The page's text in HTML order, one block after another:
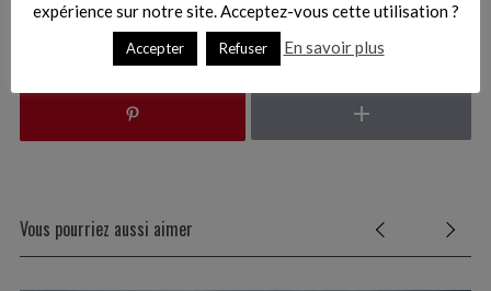
Vous pourriez aussi aimer
expérience sur notre site. Acceptez-vous cette utilisation ?
Accepter Refuser En savoir plus